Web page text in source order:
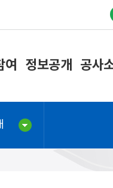
여 정보공개 공사